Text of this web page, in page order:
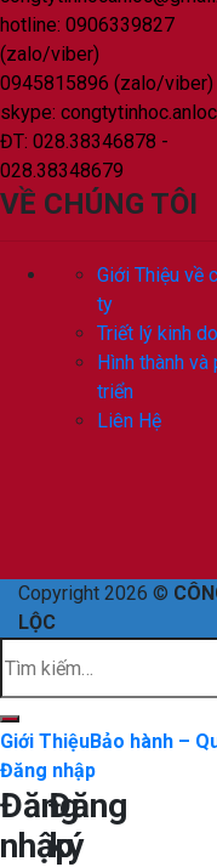
hotline: 0906339827
(zalo/viber)
0945815896 (zalo/viber)
skype: congtytinhoc.anloc
ĐT: 028.38346878 -
028.38348679
VỀ CHÚNG TÔI
Giới Thiệu về
ty
Triết lý kinh
Hình thành và
triển
Liên Hệ
Copyright 2026 ©
LỘC
Giới ThiệuBảo hành –
Đăng nhập
Đăng
nhập
Đăng
ký